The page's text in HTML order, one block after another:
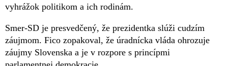
vyhrážok politikom a ich rodinám.
Smer-SD je presvedčený, že prezidentka slúži cudzím
záujmom. Fico zopakoval, že úradnícka vláda ohrozuje
záujmy Slovenska a je v rozpore s princípmi